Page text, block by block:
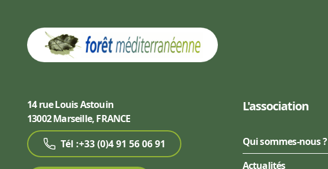
14 rue Louis Astouin
13002 Marseille, FRANCE
Tél :+33 (0)4 91 56 06 91
L'association
Qui sommes-nous ?
Actualités